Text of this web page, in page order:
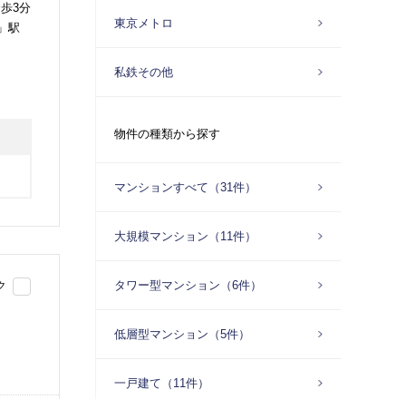
3分
駅
東京メトロ
私鉄その他
物件の種類から探す
マンションすべて（31件）
大規模マンション（11件）
タワー型マンション（6件）
低層型マンション（5件）
一戸建て（11件）